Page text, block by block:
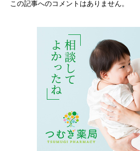
この記事へのコメントはありません。